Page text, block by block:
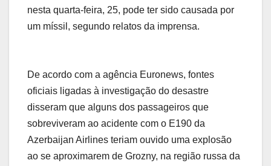
nesta quarta-feira, 25, pode ter sido causada por
um míssil, segundo relatos da imprensa.
De acordo com a agência Euronews, fontes
oficiais ligadas à investigação do desastre
disseram que alguns dos passageiros que
sobreviveram ao acidente com o E190 da
Azerbaijan Airlines teriam ouvido uma explosão
ao se aproximarem de Grozny, na região russa da